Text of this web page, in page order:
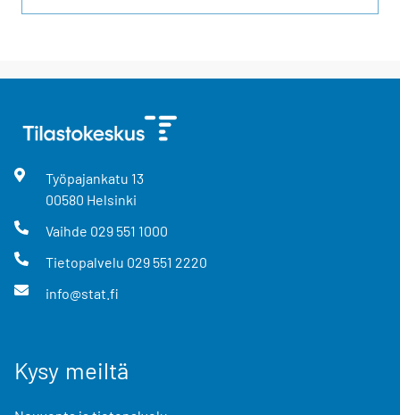
Työpajankatu 13
00580 Helsinki
Vaihde 029 551 1000
Tietopalvelu 029 551 2220
info@stat.fi
Kysy meiltä